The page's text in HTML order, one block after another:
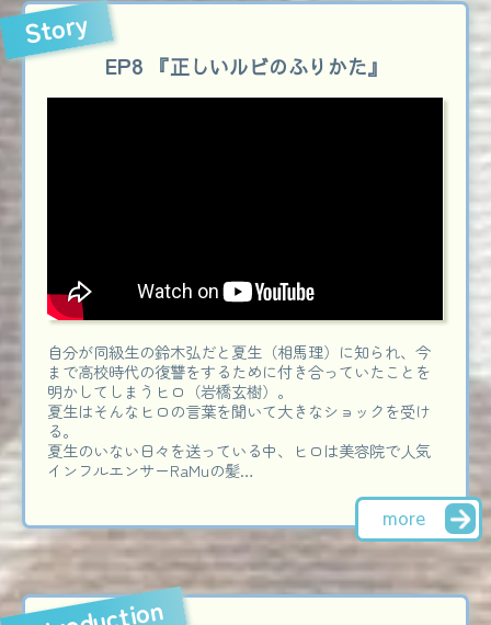
Story
EP8 『正しいルビのふりかた』
自分が同級生の鈴木弘だと夏生（相馬理）に知られ、今
まで高校時代の復讐をするために付き合っていたことを
明かしてしまうヒロ（岩橋玄樹）。
夏生はそんなヒロの言葉を聞いて大きなショックを受け
る。
夏生のいない日々を送っている中、ヒロは美容院で人気
インフルエンサーRaMuの髪…
more